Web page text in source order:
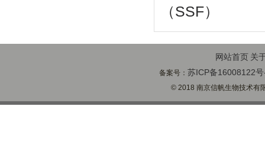
（SSF）
网站首页 关
备案号： 苏ICP备16008122
© 2018 南京信帆生物技术有